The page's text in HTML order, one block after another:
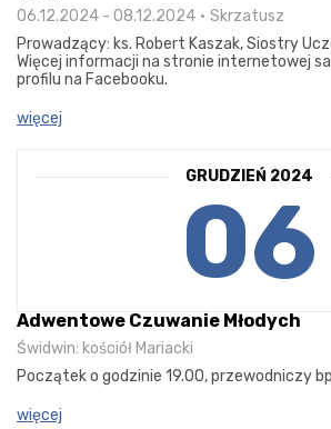
06.12.2024 - 08.12.2024
Skrzatusz
Prowadzący: ks. Robert Kaszak, Siostry
Więcej informacji na stronie internetowej
profilu na Facebooku.
więcej
GRUDZIEŃ 2024
06
Adwentowe Czuwanie Młodych
Świdwin: kościół Mariacki
Początek o godzinie 19.00, przewodniczy
więcej